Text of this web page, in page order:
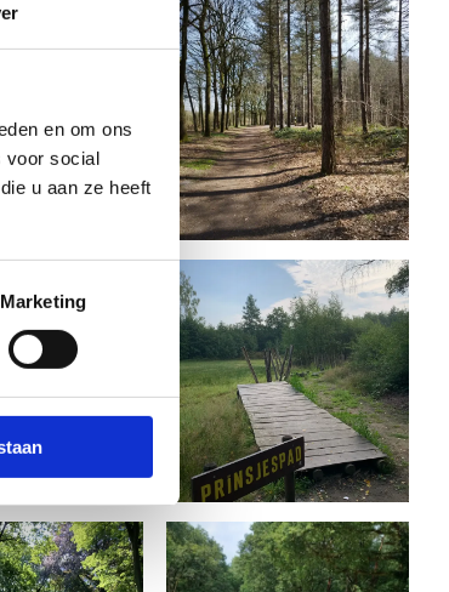
en om ons
voor social
u aan ze heeft
Marketing